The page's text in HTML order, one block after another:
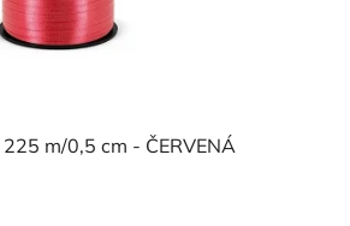
m/0,5 cm - ČERVENÁ